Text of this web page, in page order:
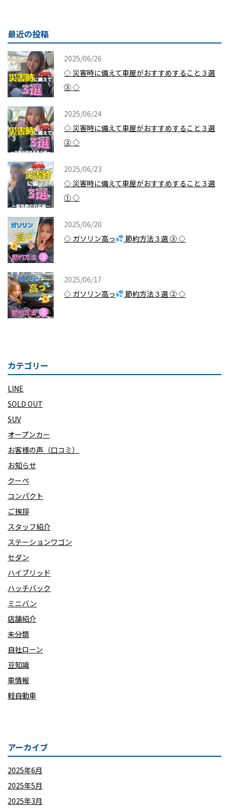
最近の投稿
2025/06/26
◇ 災害時に備えて車屋がおすすめすること３選
③ ◇
2025/06/24
◇ 災害時に備えて車屋がおすすめすること３選
② ◇
2025/06/23
◇ 災害時に備えて車屋がおすすめすること３選
① ◇
2025/06/20
◇ ガソリン高っ
節約方法３選 ③ ◇
2025/06/17
◇ ガソリン高っ
節約方法３選 ② ◇
カテゴリー
LINE
SOLD OUT
SUV
オープンカー
お客様の声（口コミ）
お知らせ
クーペ
コンパクト
ご挨拶
スタッフ紹介
ステーションワゴン
セダン
ハイブリッド
ハッチバック
ミニバン
店舗紹介
未分類
自社ローン
豆知識
車情報
軽自動車
アーカイブ
2025年6月
2025年5月
2025年3月